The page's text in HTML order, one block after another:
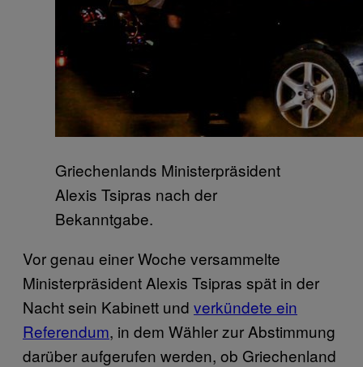
Griechenlands Ministerpräsident
Alexis Tsipras nach der
Bekanntgabe.
Vor genau einer Woche versammelte
Ministerpräsident Alexis Tsipras spät in der
Nacht sein Kabinett und verkündete ein
Referendum, in dem Wähler zur Abstimmung
darüber aufgerufen werden, ob Griechenland